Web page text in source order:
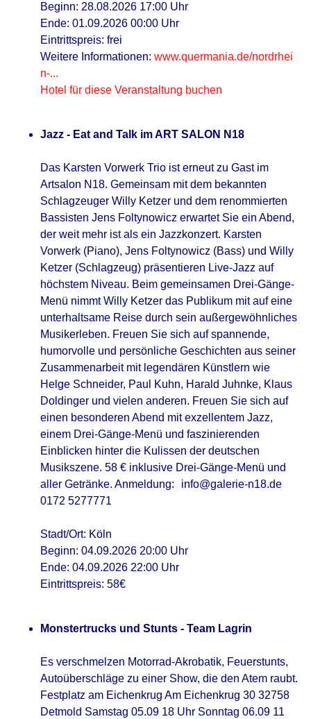
Beginn: 28.08.2026 17:00 Uhr
Ende: 01.09.2026 00:00 Uhr
Eintrittspreis: frei
Weitere Informationen: www.quermania.de/nordrhei
n-...
Hotel für diese Veranstaltung buchen
Jazz - Eat and Talk im ART SALON N18
Das Karsten Vorwerk Trio ist erneut zu Gast im
Artsalon N18. Gemeinsam mit dem bekannten
Schlagzeuger Willy Ketzer und dem renommierten
Bassisten Jens Foltynowicz erwartet Sie ein Abend,
der weit mehr ist als ein Jazzkonzert. Karsten
Vorwerk (Piano), Jens Foltynowicz (Bass) und Willy
Ketzer (Schlagzeug) präsentieren Live-Jazz auf
höchstem Niveau. Beim gemeinsamen Drei-Gänge-
Menü nimmt Willy Ketzer das Publikum mit auf eine
unterhaltsame Reise durch sein außergewöhnliches
Musikerleben. Freuen Sie sich auf spannende,
humorvolle und persönliche Geschichten aus seiner
Zusammenarbeit mit legendären Künstlern wie
Helge Schneider, Paul Kuhn, Harald Juhnke, Klaus
Doldinger und vielen anderen. Freuen Sie sich auf
einen besonderen Abend mit exzellentem Jazz,
einem Drei-Gänge-Menü und faszinierenden
Einblicken hinter die Kulissen der deutschen
Musikszene. 58 € inklusive Drei-Gänge-Menü und
aller Getränke. Anmeldung: info@galerie-n18.de
0172 5277771
Stadt/Ort: Köln
Beginn: 04.09.2026 20:00 Uhr
Ende: 04.09.2026 22:00 Uhr
Eintrittspreis: 58€
Monstertrucks und Stunts - Team Lagrin
Es verschmelzen Motorrad-Akrobatik, Feuerstunts,
Autoüberschläge zu einer Show, die den Atem raubt.
Festplatz am Eichenkrug Am Eichenkrug 30 32758
Detmold Samstag 05.09 18 Uhr Sonntag 06.09 11